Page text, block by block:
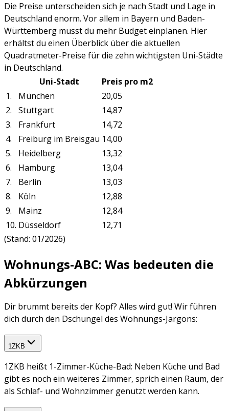
Die Preise unterscheiden sich je nach Stadt und Lage in
Deutschland enorm. Vor allem in Bayern und Baden-
Württemberg musst du mehr Budget einplanen. Hier
erhältst du einen Überblick über die aktuellen
Quadratmeter-Preise für die zehn wichtigsten Uni-Städte
in Deutschland.
Uni-Stadt
Preis pro m2
1.
München
20,05
2.
Stuttgart
14,87
3.
Frankfurt
14,72
4.
Freiburg im Breisgau 14,00
5.
Heidelberg
13,32
6.
Hamburg
13,04
7.
Berlin
13,03
8.
Köln
12,88
9.
Mainz
12,84
10. Düsseldorf
12,71
(Stand: 01/2026)
Wohnungs-ABC: Was bedeuten die
Abkürzungen
Dir brummt bereits der Kopf? Alles wird gut! Wir führen
dich durch den Dschungel des Wohnungs-Jargons:
1ZKB
1ZKB heißt 1-Zimmer-Küche-Bad: Neben Küche und Bad
gibt es noch ein weiteres Zimmer, sprich einen Raum, der
als Schlaf- und Wohnzimmer genutzt werden kann.